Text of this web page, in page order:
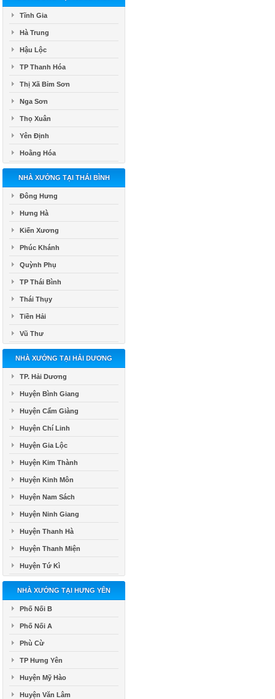
Tĩnh Gia
Hà Trung
Hậu Lộc
TP Thanh Hóa
Thị Xã Bỉm Sơn
Nga Sơn
Thọ Xuân
Yên Định
Hoằng Hóa
NHÀ XƯỞNG TẠI THÁI BÌNH
Đông Hưng
Hưng Hà
Kiến Xương
Phúc Khánh
Quỳnh Phụ
TP Thái Bình
Thái Thụy
Tiền Hải
Vũ Thư
NHÀ XƯỞNG TẠI HẢI DƯƠNG
TP. Hải Dương
Huyện Bình Giang
Huyện Cẩm Giàng
Huyện Chí Linh
Huyện Gia Lộc
Huyện Kim Thành
Huyện Kinh Môn
Huyện Nam Sách
Huyện Ninh Giang
Huyện Thanh Hà
Huyện Thanh Miện
Huyện Tứ Kì
NHÀ XƯỞNG TẠI HƯNG YÊN
Phố Nối B
Phố Nối A
Phù Cừ
TP Hưng Yên
Huyện Mỹ Hào
Huyện Văn Lâm